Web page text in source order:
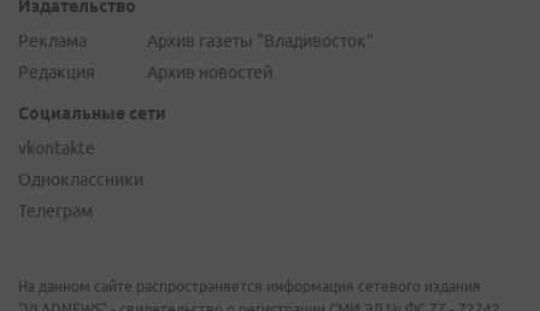
Издательство
Реклама
Редакция
Архив газеты "Владивосток"
Архив новостей
Социальные сети
vkontakte
Одноклассники
Телеграм
На данном сайте распространяется информация сетевого издания